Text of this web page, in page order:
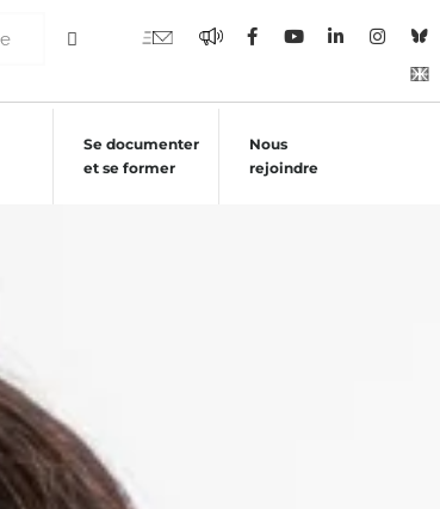
Se documenter
et se former
Nous
rejoindre